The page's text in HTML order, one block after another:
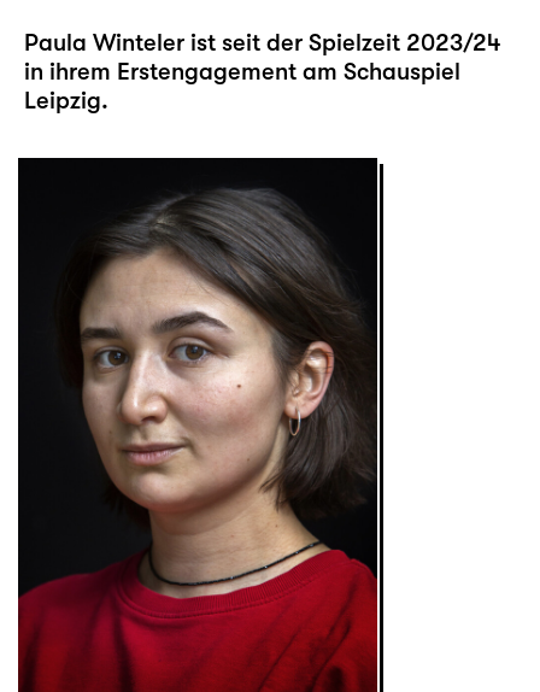
Paula Winteler ist seit der Spielzeit 2023/24
in ihrem Erstengagement am Schauspiel
Leipzig.